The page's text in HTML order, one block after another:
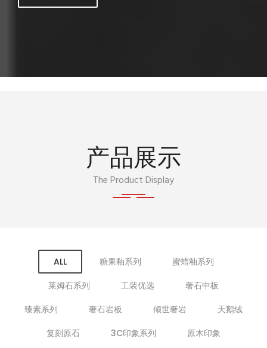
产品展示
The Product Display
ALL 糖果釉系列
蜜蜡釉系列
莱姆石系列
工装优选
奢石中板
臻素系列
奢石岩板 倾世奢岩
天鹅绒
复刻原石
3C印象系列
原木印象